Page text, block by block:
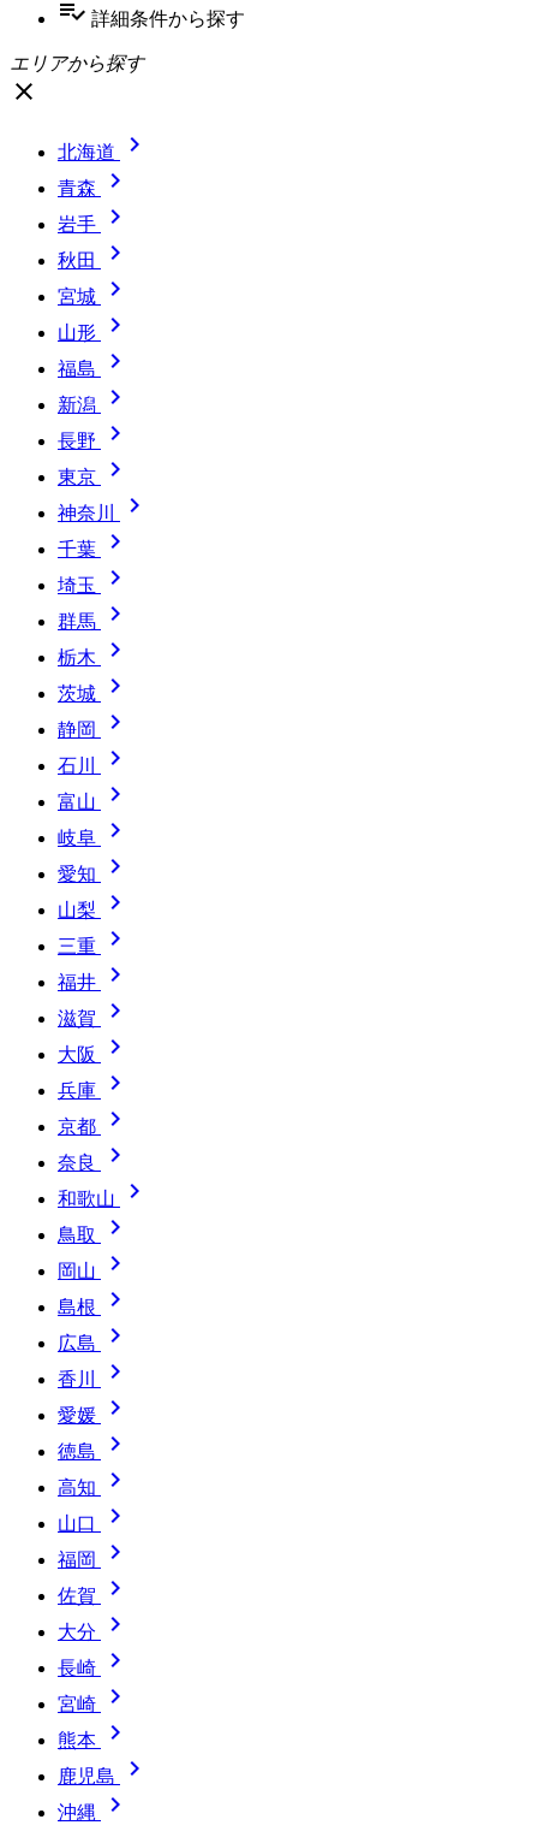
playlist_add_check 詳細条件から探す
エリアから探す
close
北海道 
青森 
岩手 
秋田 
宮城 
山形 
福島 
新潟 
長野 
東京 
神奈川 
千葉 
埼玉 
群馬 
栃木 
茨城 
静岡 
石川 
富山 
岐阜 
愛知 
山梨 
三重 
福井 
滋賀 
大阪 
兵庫 
京都 
奈良 
和歌山 
鳥取 
岡山 
島根 
広島 
香川 
愛媛 
徳島 
高知 
山口 
福岡 
佐賀 
大分 
長崎 
宮崎 
熊本 
鹿児島 
沖縄
